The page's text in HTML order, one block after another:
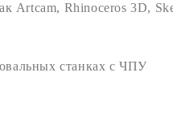
Artcam, Rhinoceros 3D,
станках сЧПУ